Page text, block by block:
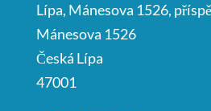
Lípa, Mánesova 1526,
Mánesova 1526
Česká Lípa
47001